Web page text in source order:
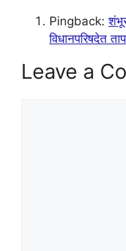
Pingback:
विधानपरिषदेत
Leave a